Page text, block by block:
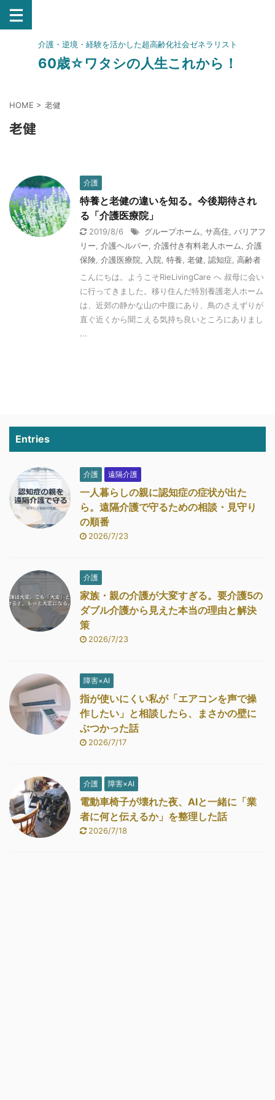
介護・逆境・経験を活かした超高齢化社会ゼネラリスト
60歳☆ワタシの人生これから！
HOME > 老健
老健
介護
特養と老健の違いを知る。今後期待され
る「介護医療院」
2019/8/6 グループホーム サ高住
バリアフ
リー 介護ヘルパー 介護付き有料老人ホーム
介護
保険 介護医療院 入院 特養 老健 認知症 高齢者
こんにちは。ようこそRieLivingCare へ 叔母に会い
に行ってきました。移り住んだ特別養護老人ホーム
は、近郊の静かな山の中腹にあり、鳥のさえずりが
直ぐ近くから聞こえる気持ち良いところにありまし
...
Entries
介護 遠隔介護
一人暮らしの親に認知症の症状が出た
ら。遠隔介護で守るための相談・見守り
の順番
2026/7/23
介護
家族・親の介護が大変すぎる。要介護5の
ダブル介護から見えた本当の理由と解決
策
2026/7/23
障害×AI
指が使いにくい私が「エアコンを声で操
作したい」と相談したら、まさかの壁に
ぶつかった話
2026/7/17
介護 障害×AI
電動車椅子が壊れた夜、AIと一緒に「業
者に何と伝えるか」を整理した話
2026/7/18